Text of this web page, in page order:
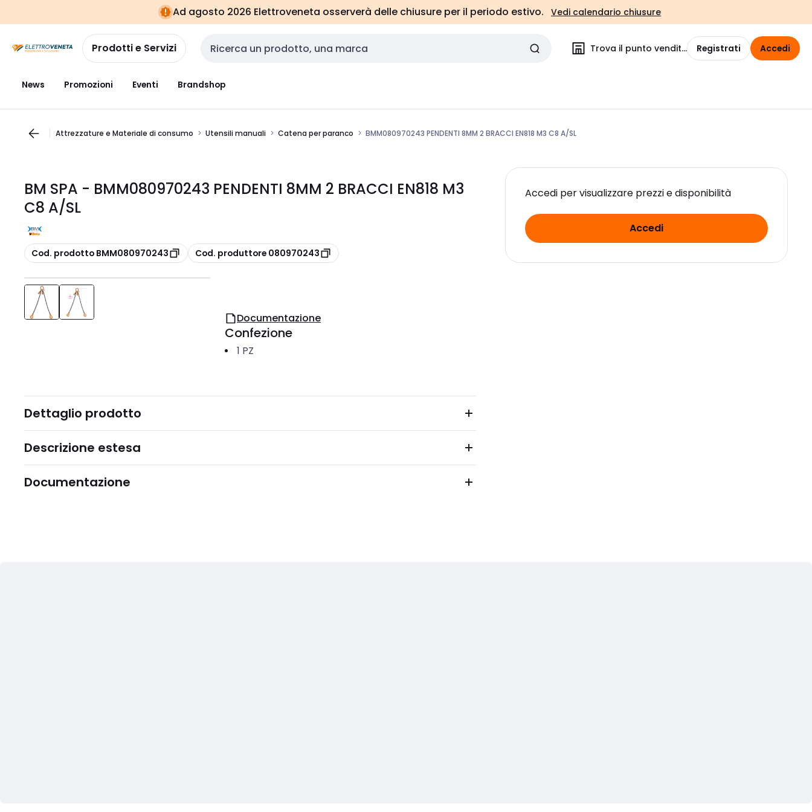
navigazionealla
pagina
Ad agosto 2026 Elettroveneta osserverà delle chiusure per il periodo estivo. Vedi calendario chiusure
Prodotti e Servizi Cerca input Trova il punto vendita Registrati Accedi
News Promozioni Eventi Brandshop
Attrezzature e Materiale di consumo Utensili manuali Catena per paranco BMM080970243 PENDENTI 8MM 2 BRACCI EN818 M3 C8 A/SL
BM SPA - BMM080970243 PENDENTI 8MM 2 BRACCI EN818 M3
C8 A/SL
copia
Cod. prodotto BMM080970243 copia
Cod. produttore 080970243
Accedi per visualizzare prezzi e disponibilità
Accedi
Documentazione
Confezione
1 PZ
Dettaglio prodotto
Descrizione estesa
Documentazione